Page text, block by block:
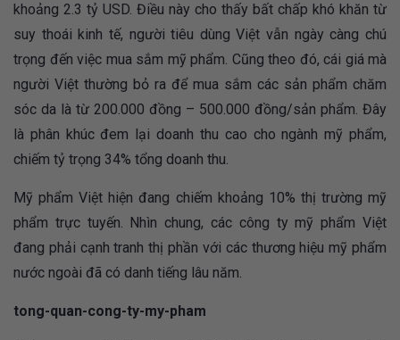
khoảng 2.3 tỷ USD. Điều này cho thấy bất chấp khó khăn từ
suy thoái kinh tế, người tiêu dùng Việt vẫn ngày càng chú
trọng đến việc mua sắm mỹ phẩm. Cũng theo đó, cái giá mà
người Việt thường bỏ ra để mua sắm các sản phẩm chăm
sóc da là từ 200.000 đồng – 500.000 đồng/sản phẩm. Đây
là phân khúc đem lại doanh thu cao cho ngành mỹ phẩm,
chiếm tỷ trọng 34% tổng doanh thu.
Mỹ phẩm Việt hiện đang chiếm khoảng 10% thị trường mỹ
phẩm trực tuyến. Nhìn chung, các công ty mỹ phẩm Việt
đang phải cạnh tranh thị phần với các thương hiệu mỹ phẩm
nước ngoài đã có danh tiếng lâu năm.
tong-quan-cong-ty-my-pham